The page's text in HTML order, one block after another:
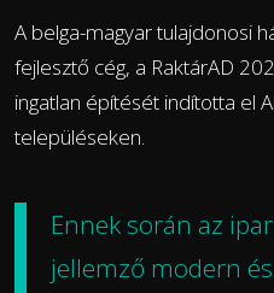
A belga-magyar tulajdonosi
fejlesztő cég, a RaktárAD
ingatlan építését indította el
településeken.
Ennek során az
jellemző modern